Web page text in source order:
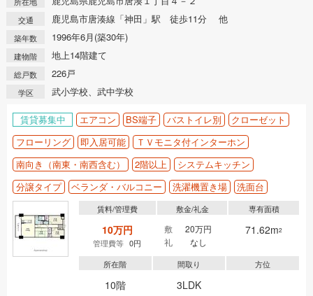
交通 鹿児島市唐湊線「神田」駅 徒歩11分 他
築年数 1996年6月(築30年)
建物階 地上14階建て
総戸数 226戸
学区 武小学校、武中学校
賃貸募集中 エアコン BS端子 バストイレ別
クローゼット
フローリング
即入居可能
ＴＶモニタ付インターホン
南向き（南東・南西含む）
2階以上
システムキッチン
分譲タイプ
ベランダ・バルコニー 洗濯機置き場 洗面台
賃料/管理費
10万円
管理費等 0円
敷金/礼金
敷
20万円
礼
なし
専有面積
71.62m2
所在階
10階
間取り
3LDK
方位